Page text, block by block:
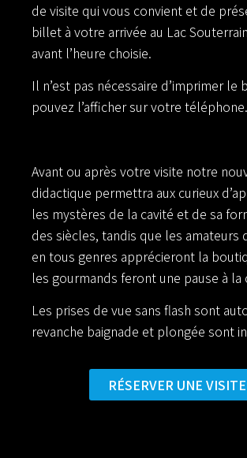
de visite qui vous convient et de
billet à votre arrivée au Lac
avant l’heure choisie.
Il n’est pas nécessaire d’imprimer le
pouvez l’afficher sur votre téléphone.
Avant ou après votre visite notre
didactique permettra aux curieux
les mystères de la cavité et de sa
des siècles, tandis que les amateurs
en tous genres apprécieront la
les gourmands feront une pause à la
Les prises de vue sans flash sont
revanche baignade et plongée sont
RÉSERVER UNE VISITE